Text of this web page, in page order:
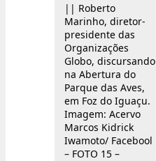
|| Roberto
Marinho, diretor-
presidente das
Organizações
Globo, discursando
na Abertura do
Parque das Aves,
em Foz do Iguaçu.
Imagem: Acervo
Marcos Kidrick
Iwamoto/ Facebool
– FOTO 15 –